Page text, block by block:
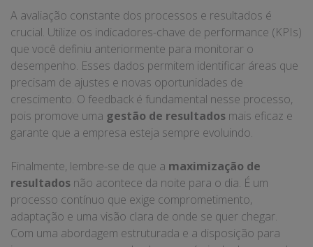
A avaliação constante dos processos e resultados é
crucial. Utilize os indicadores-chave de performance (KPIs)
que você definiu anteriormente para monitorar o
desempenho. Esses dados permitem identificar áreas que
precisam de ajustes e novas oportunidades de
crescimento. O feedback é fundamental nesse processo,
pois promove uma gestão de resultados mais eficaz e
garante que a empresa esteja sempre evoluindo.
Finalmente, lembre-se de que a maximização de
resultados não acontece da noite para o dia. É um
processo contínuo que exige comprometimento,
adaptação e uma visão clara de onde se quer chegar.
Com uma abordagem estruturada e a disposição para